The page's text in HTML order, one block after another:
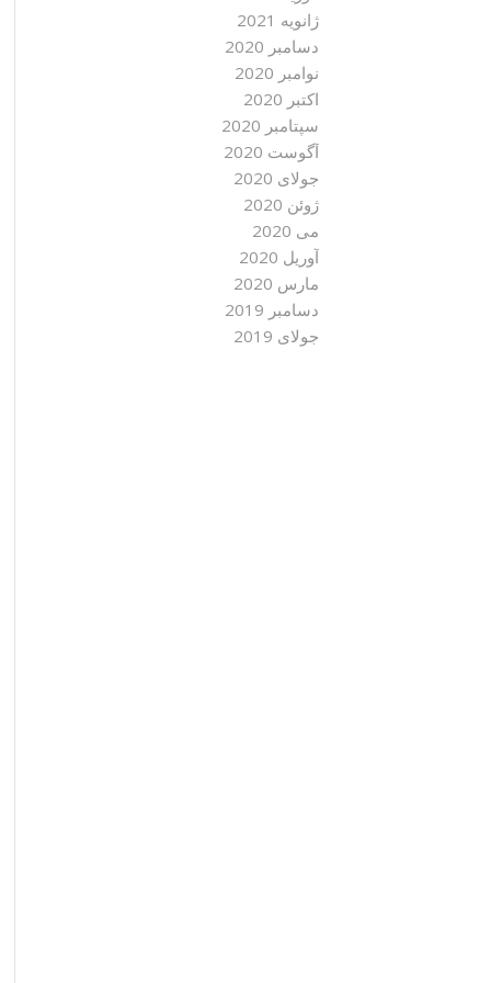
ژانویه 2021
دسامبر 2020
نوامبر 2020
اکتبر 2020
سپتامبر 2020
آگوست 2020
جولای 2020
ژوئن 2020
می 2020
آوریل 2020
مارس 2020
دسامبر 2019
جولای 2019